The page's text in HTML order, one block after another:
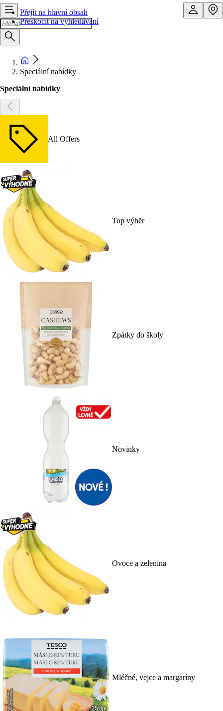
Přejít na hlavní obsah
Přeskočit na vyhledávání
Speciální nabídky
Speciální nabídky
All Offers
Top výběr
Zpátky do školy
Novinky
Ovoce a zelenina
Mléčné, vejce a margaríny